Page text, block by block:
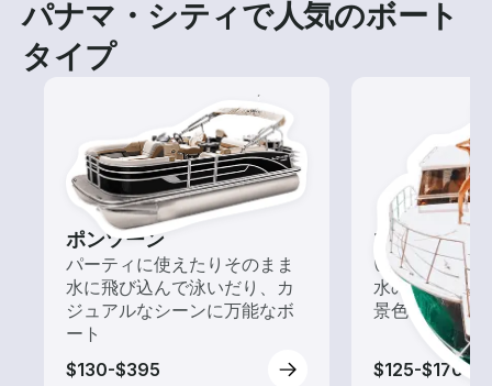
パナマ・シティで人気のボート
タイプ
ポンツーン
パーティに使えたりそのまま
水に飛び込んで泳いだり、カ
ジュアルなシーンに万能なボ
ート
$130-$395
ツアー
いろんな再発
水の上から眺
景色を楽しも
$125-$170